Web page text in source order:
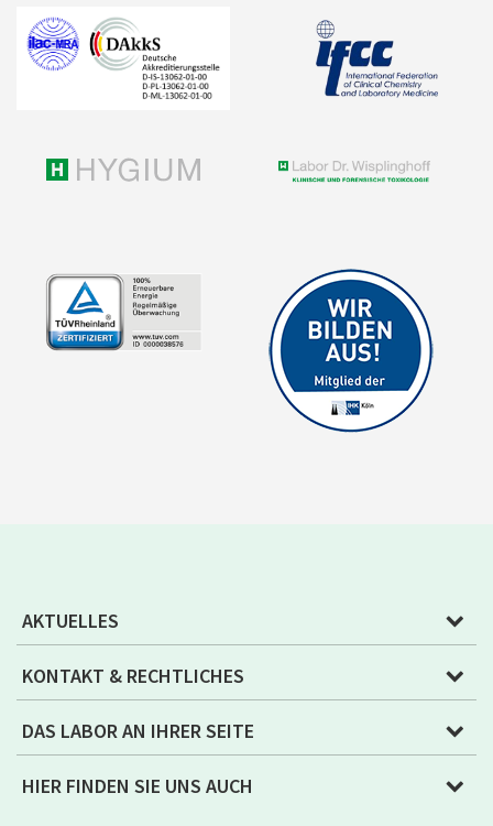
AKTUELLES
KONTAKT & RECHTLICHES
DAS LABOR AN IHRER SEITE
HIER FINDEN SIE UNS AUCH